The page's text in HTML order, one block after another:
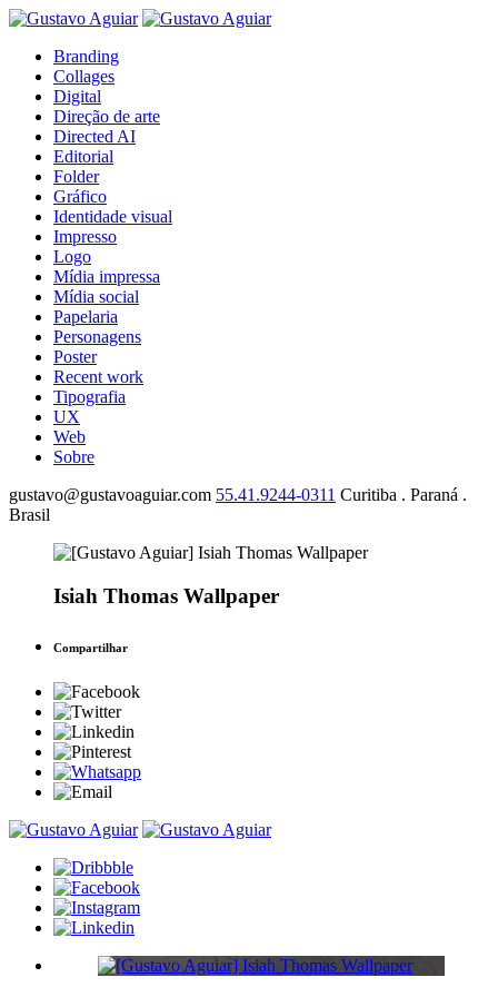
Branding
Collages
Digital
Direção de arte
Directed AI
Editorial
Folder
Gráfico
Identidade visual
Impresso
Logo
Mídia impressa
Mídia social
Papelaria
Personagens
Poster
Recent work
Tipografia
UX
Web
Sobre
gustavo@gustavoaguiar.com 55.41.9244-0311 Curitiba . Paraná .
Brasil
Isiah Thomas Wallpaper
Compartilhar